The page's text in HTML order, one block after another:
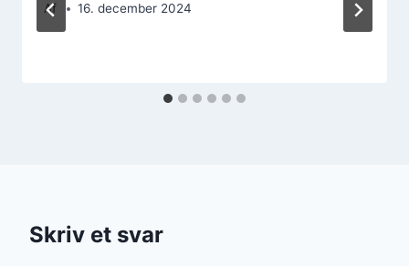
Af 16. december 2024
Skriv et svar